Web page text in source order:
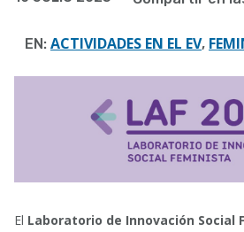
EN: ACTIVIDADES EN EL EV,
El Laboratorio de Innovación Social